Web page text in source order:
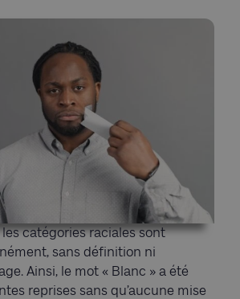
les catégories raciales sont
sans définition ni
Ainsi, le mot « Blanc » a été
reprises sans qu’aucune mise